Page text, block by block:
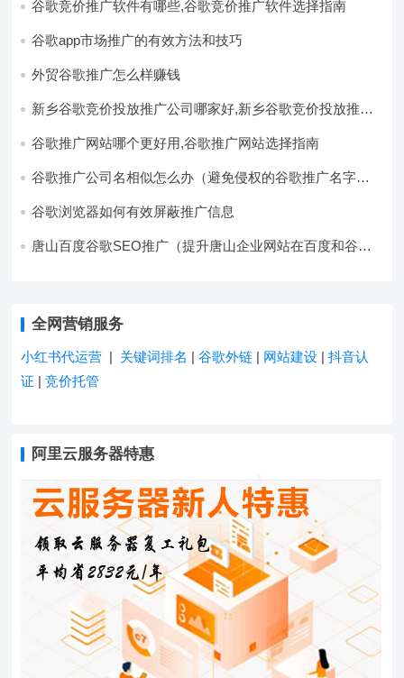
谷歌竞价推广软件有哪些,谷歌竞价推广软件选择指南
谷歌app市场推广的有效方法和技巧
外贸谷歌推广怎么样赚钱
新乡谷歌竞价投放推广公司哪家好,新乡谷歌竞价投放推广
谷歌推广网站哪个更好用,谷歌推广网站选择指南
谷歌推广公司名相似怎么办（避免侵权的谷歌推广名字选
谷歌浏览器如何有效屏蔽推广信息
唐山百度谷歌SEO推广（提升唐山企业网站在百度和谷歌
全网营销服务
小红书代运营 | 关键词排名 |谷歌外链 | 网站建设 |抖音认
证 |竞价托管
阿里云服务器特惠